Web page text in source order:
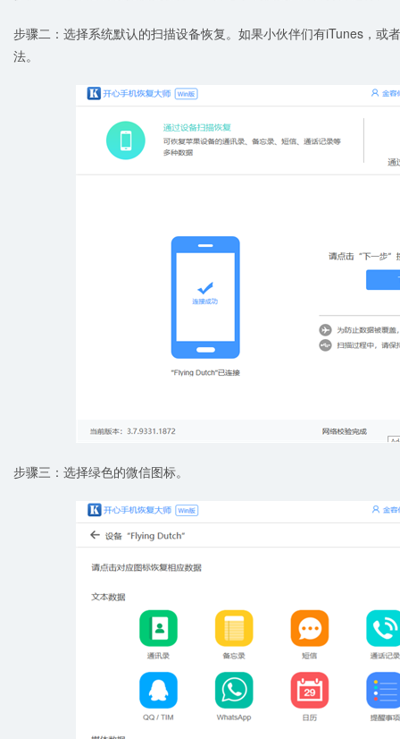
步骤二：选择系统默认的扫描设备恢复。如果小伙伴们有iTunes，或
法。
步骤三：选择绿色的微信图标。